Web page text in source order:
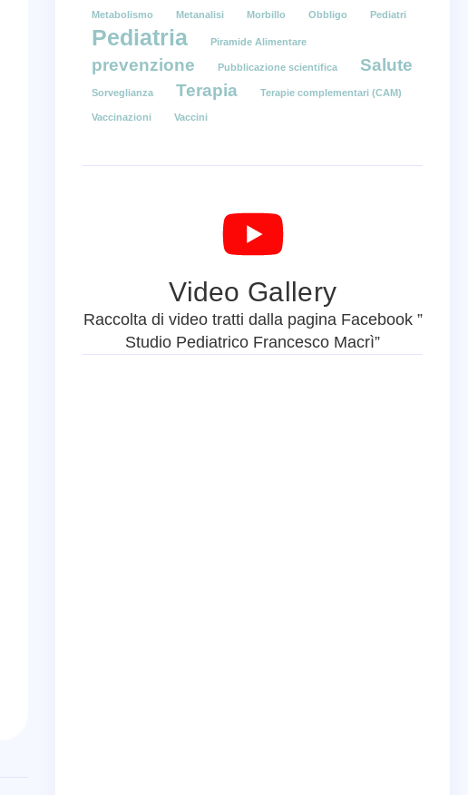
Metabolismo Metanalisi Morbillo Obbligo Pediatri
Pediatria Piramide Alimentare
prevenzione Pubblicazione scientifica Salute
Sorveglianza Terapia Terapie complementari (CAM)
Vaccinazioni Vaccini
Video Gallery
Raccolta di video tratti dalla pagina Facebook ”
Studio Pediatrico Francesco Macrì”